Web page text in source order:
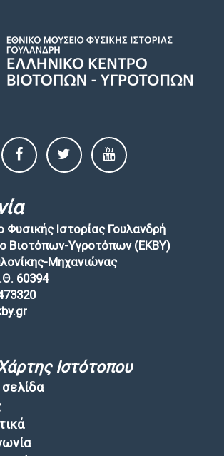
Φυσικής Ιστορίας Γουλανδρή
Βιοτόπων-Υγροτόπων (EKBY)
Μηχανιώνας
60394
Ιστότοπου